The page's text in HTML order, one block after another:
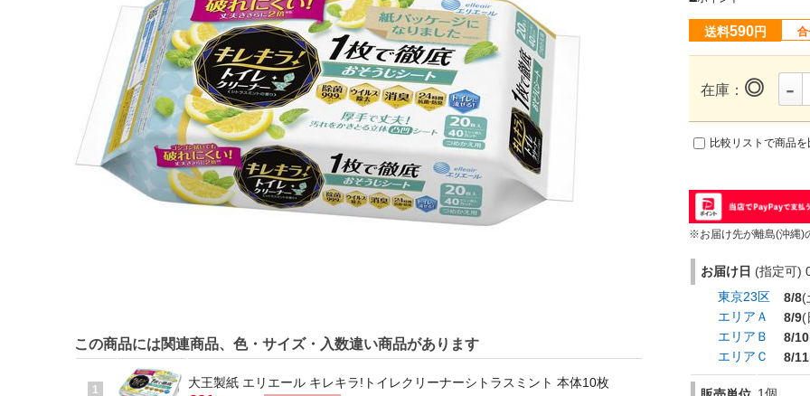
送料590円
在庫： ◎ -
比較リストで商品を
※お届け先が離島(沖縄)
お届け日 (指定可)
東京23区 8/8(
エリアＡ 8/9(
エリアＢ 8/10
エリアＣ 8/11
1個
この商品には関連商品、色・サイズ・入数違い商品があります
1 大王製紙 エリエール キレキラ!トイレクリーナーシトラスミント 本体10枚